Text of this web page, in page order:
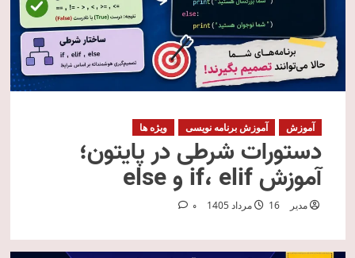
آموزش آموزش برنامه نویسی ویژه ها
دستورات شرطی در پایتون؛
آموزش if، elif و else
مدیر 16 مرداد 1405 0